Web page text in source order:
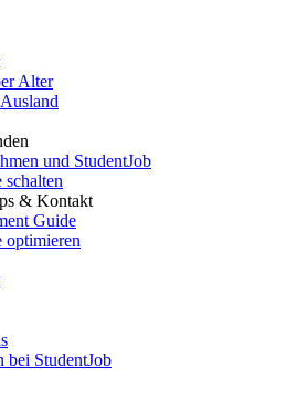
Alter
und StudentJob
schalten
& Kontakt
Guide
optimieren
bei StudentJob